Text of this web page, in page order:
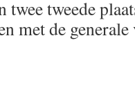
twee tweede
met de